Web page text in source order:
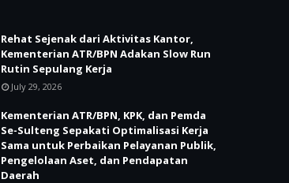
Rehat Sejenak dari Aktivitas Kantor,
Kementerian ATR/BPN Adakan Slow Run
Rutin Sepulang Kerja
July 29, 2026
Kementerian ATR/BPN, KPK, dan Pemda
Se-Sulteng Sepakati Optimalisasi Kerja
Sama untuk Perbaikan Pelayanan Publik,
Pengelolaan Aset, dan Pendapatan
Daerah